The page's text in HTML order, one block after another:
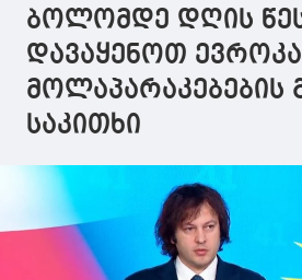
ბოლომდე დღის
დავაყენოთ
მოლაპარაკებების
საკითხი